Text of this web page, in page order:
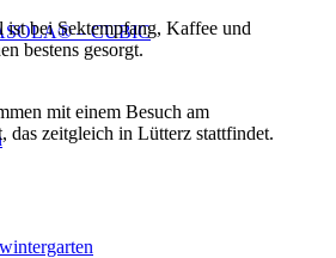
– CUBIC
ist bei Sektempfang, Kaffee und
bestens gesorgt.
mit einem Besuch am
das zeitgleich in Lütterz stattfindet.